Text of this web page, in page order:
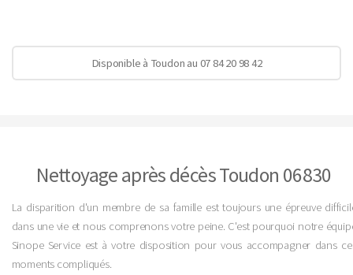
Disponible à Toudon au 07 84 20 98 42
Nettoyage après décès Toudon 06830
La disparition d'un membre de sa famille est toujours une épreuve
dans une vie et nous comprenons votre peine. C'est pourquoi notre
Sinope Service est à votre disposition pour vous accompagner dans
moments compliqués.